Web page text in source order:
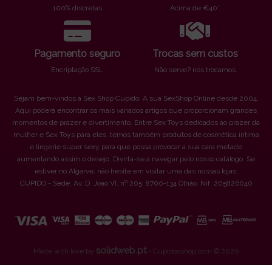
100% discretas Acima de €40*
Pagamento seguro
Encriptação SSL
Trocas sem custos
Não serve? nós trocamos
Sejam bem-vindos à Sex Shop Cupido. A sua SexShop Online desde 2004.
Aqui poderá encontrar os mais variados artigos que proporcionam grandes
momentos de prazer e divertimento. Entre Sex Toys dedicados ao prazer da
mulher e Sex Toys para eles, temos também produtos de cosmética íntima
e lingerie super sexy para que possa provocar a sua cara metade
aumentando assim o desejo. Divirta-se a navegar pelo nosso catálogo. Se
estiver no Algarve, não hesite em visitar uma das nossas lojas.
CUPIDO - Sede: Av. D. Joao VI, nº 205. 8700-134 Olhão. Nif: 205826040
Made with love by solidweb.pt- Cupidosshop.com © 2026